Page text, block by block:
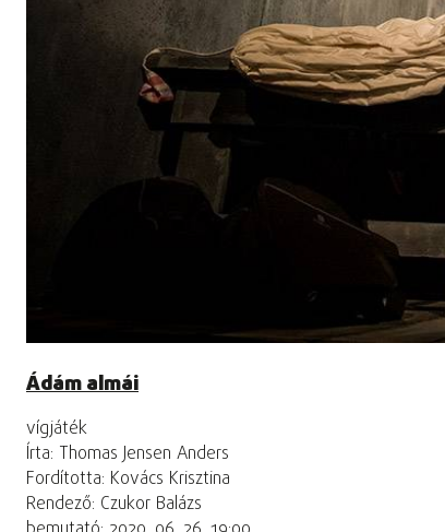
Ádám almái
vígjáték
Írta: Thomas Jensen Anders
Fordította: Kovács Krisztina
Rendező: Czukor Balázs